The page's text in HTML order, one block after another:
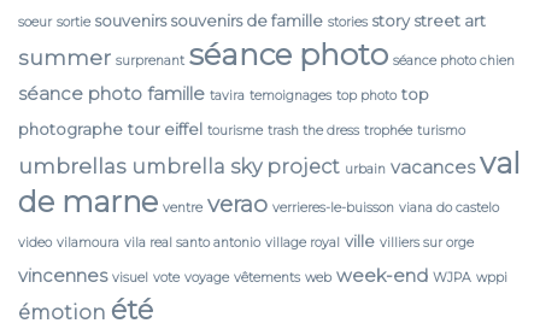
soeur sortie souvenirs souvenirs de famille stories story street art
summer surprenant séance photo séance photo chien
séance photo famille tavira temoignages top photo top
photographe tour eiffel tourisme trash the dress trophée turismo
umbrellas umbrella sky project urbain vacances val
de marne ventre verao verrieres-le-buisson viana do castelo
video vilamoura vila real santo antonio village royal ville villiers sur orge
vincennes visuel vote voyage vêtements web week-end WJPA wppi
émotion été